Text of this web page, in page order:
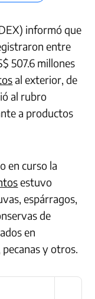
informó que
entre
507.6 millones
al exterior, de
al rubro
a productos
en curso la
estuvo
espárragos,
de
en
y otros.